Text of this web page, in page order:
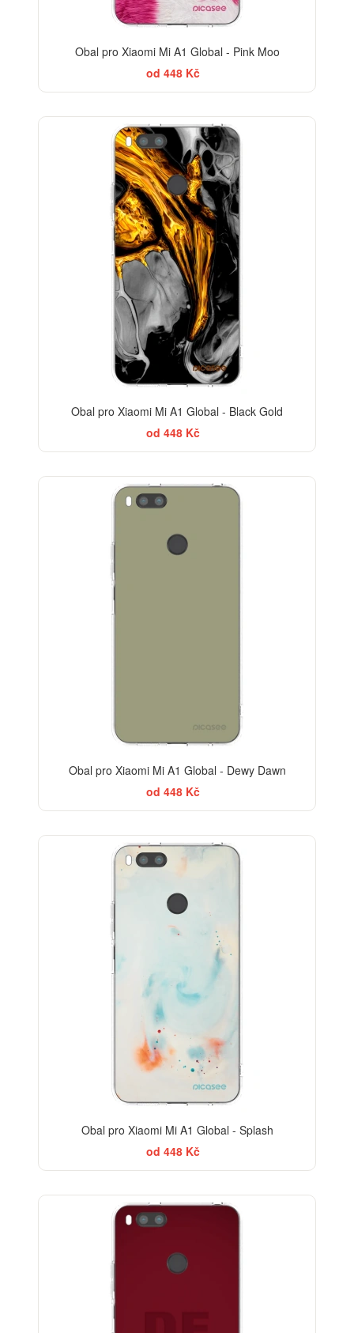
Obal pro Xiaomi Mi A1 Global - Pink Moo
od 448 Kč
Obal pro Xiaomi Mi A1 Global - Black Gold
od 448 Kč
Obal pro Xiaomi Mi A1 Global - Dewy Dawn
od 448 Kč
Obal pro Xiaomi Mi A1 Global - Splash
od 448 Kč